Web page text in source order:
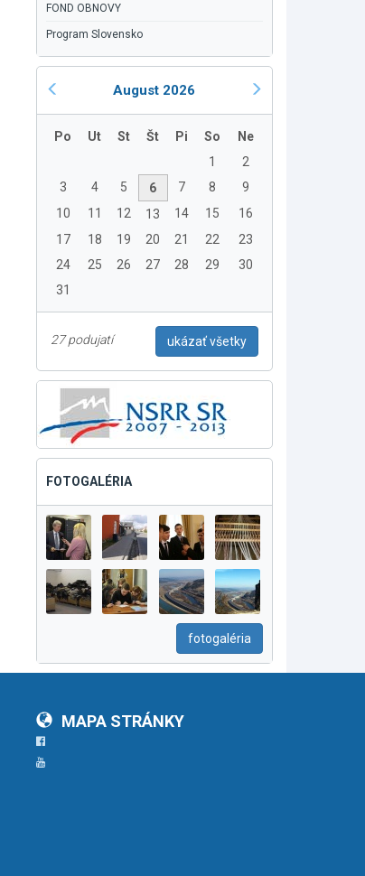
FOND OBNOVY
Program Slovensko
August 2026
Po Ut St Št Pi So
Ne
1
2
3
4 5 6 7 8
9
10
11 12 13 14 15
16
17
18 19 20 21 22
23
24
25 26 27 28 29
30
31
27 podujatí ukázať všetky
FOTOGALÉRIA
fotogaléria
MAPA STRÁNKY
Facebook
YouTube